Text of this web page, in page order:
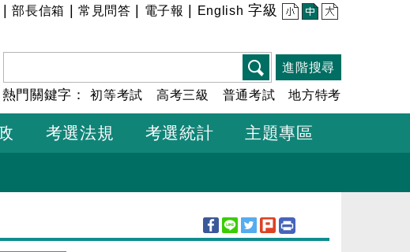
|部長信箱 常見問答 電子報 English 字級 小 中 大
進階搜尋
熱門關鍵字：初等考試 高考三級 普通考試 地方特考
考選法規 考選統計 主題專區